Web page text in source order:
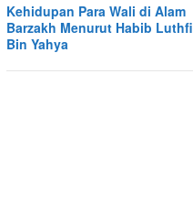
Kehidupan Para Wali di Alam
Barzakh Menurut Habib Luthfi
Bin Yahya